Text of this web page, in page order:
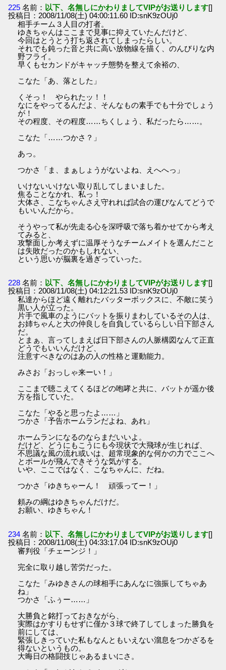
225 名前： 以下、名無しにかわりましてVIPがお送りします[]
投稿日：2008/11/08(土) 04:00:11.60 ID:snK9zOUj0
相手チーム３人目の打者。
ゆきちゃんはここまで見事に抑えていたんだけど、
今回はとうとう打ち返されてしまったらしい。
それでも鈍った音と共に高い放物線を描く、のんびりな内
野フライ。
早くもセカンドがキャッチ態勢を整えて余裕の、
こなた「あ、落とした」
くそっ！ やられたッ！！
なにをやってるんだよ、そんなもの素手でも十分でしょう
が！
その程度、その程度……ちくしょう、私だったら……。
こなた「……つかさ？」
あっ。
つかさ「ま、まぁしょうがないよね、えへへっ」
いけないいけない取り乱してしまいました。
焦ることなかれ、私っ！
大体さ、こなちゃんさえ守れれば試合の運びなんてどうで
もいいんだから。
そうやって私が先走る心を深呼吸で落ち着かせてから考え
てみると、
攻撃面しか考えずに温厚そうなチームメイトを選んだこと
は失敗だったのかもしれない、
という思いが脳裏を過ぎっていった。
228 名前： 以下、名無しにかわりましてVIPがお送りします[]
投稿日：2008/11/08(土) 04:12:21.53 ID:snK9zOUj0
私達からほど遠く離れたバッターボックスに、不敵に笑う
黒い人が立った。
片手で風車のようにバットを振りまわしているその人は、
お姉ちゃんと大の仲良しを自負しているらしい日下部さん
だ。
とまぁ、言ってしまえば日下部さんの人脈構図なんて正直
どうでもいいんだけど、
注意すべきなのはあの人の性格と運動能力。
みさお「おっしゃ来ーい！」
ここまで聴こえてくるほどの咆哮と共に、バットが遥か後
方を指していた。
こなた「やると思ったよ……」
つかさ「予告ホームランだよね、あれ」
ホームランになるのならまだいいよ。
だけど、どうにもこうにも今現状で大飛球が生じれば、
不思議な風の流れ或いは、超常現象的な何かの力でここへ
とボールが飛んできそうな気がする。
いや、ここではなく、こなちゃんに、だね。
つかさ「ゆきちゃーん！ 頑張ってー！」
頼みの綱はゆきちゃんだけだ。
お願い、ゆきちゃん！
234 名前： 以下、名無しにかわりましてVIPがお送りします[]
投稿日：2008/11/08(土) 04:33:17.04 ID:snK9zOUj0
審判役「チェーンジ！」
完全に取り越し苦労だった。
こなた「みゆきさんの球相手にあんなに強振してちゃあ
ね」
つかさ「ふぅー……」
大勝負と銘打っておきながら、
実際はかすりもせずに僅か３球で終了してしまった勝負を
前にしては、
緊張しきっていた私もなんともいえない溜息をつかざるを
得ないというもの。
大晦日の格闘技じゃあるまいにさ。